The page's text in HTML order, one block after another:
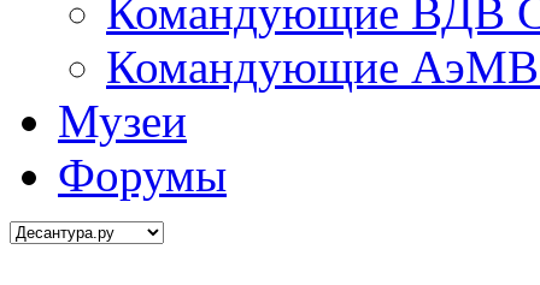
Командующие ВДВ
Командующие АэМВ
Музеи
Форумы